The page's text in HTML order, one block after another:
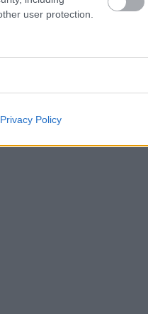
user protection.
Privacy Policy